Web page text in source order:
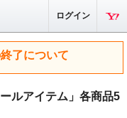
ログイン
了について
ルアイテム」各商品5